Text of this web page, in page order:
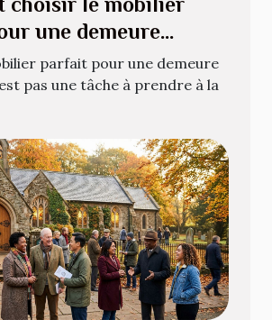
une demeure
?
parfait pour une demeure
pas une tâche à prendre à la